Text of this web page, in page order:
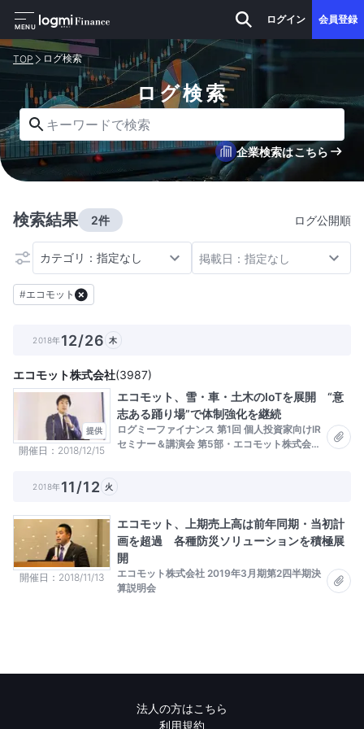
MENU
ログイン 会員登録
TOP ログ検索
ログ検索
企業検索はこちら
検索結果 2件 ログ公開順
カテゴリ：指定なし 掲載日：指定なし
#エコモット
2018年12/26 木
提供
開催日 2018/12/15
エコモット株式会社(3987)
エコモット、雪・車・土木のIoTを展開 “意
志ある踊り場”で体制強化を継続
ログミーファイナンス 第1回 個人投資家向けIR
セミナー＆講演会 第5部・エコモット株式会社
2018年11/12 火
開催日 2018/11/13
エコモット、上期売上高は前年同期・当初計
画を超過 各種防災ソリューションを積極展
開
エコモット株式会社 2019年3月期第2四半期決
算説明会
法人の方はこちら
利用規約